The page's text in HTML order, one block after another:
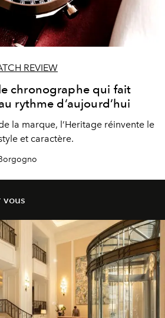
REVIEW
chronographe qui fait
rythme d’aujourd’hui
la marque, l’Heritage réinvente le
et caractère.
vous